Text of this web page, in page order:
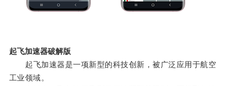
起飞加速器破解版
起飞加速器是一项新型的科技创新，被广泛应用于航空
工业领域。